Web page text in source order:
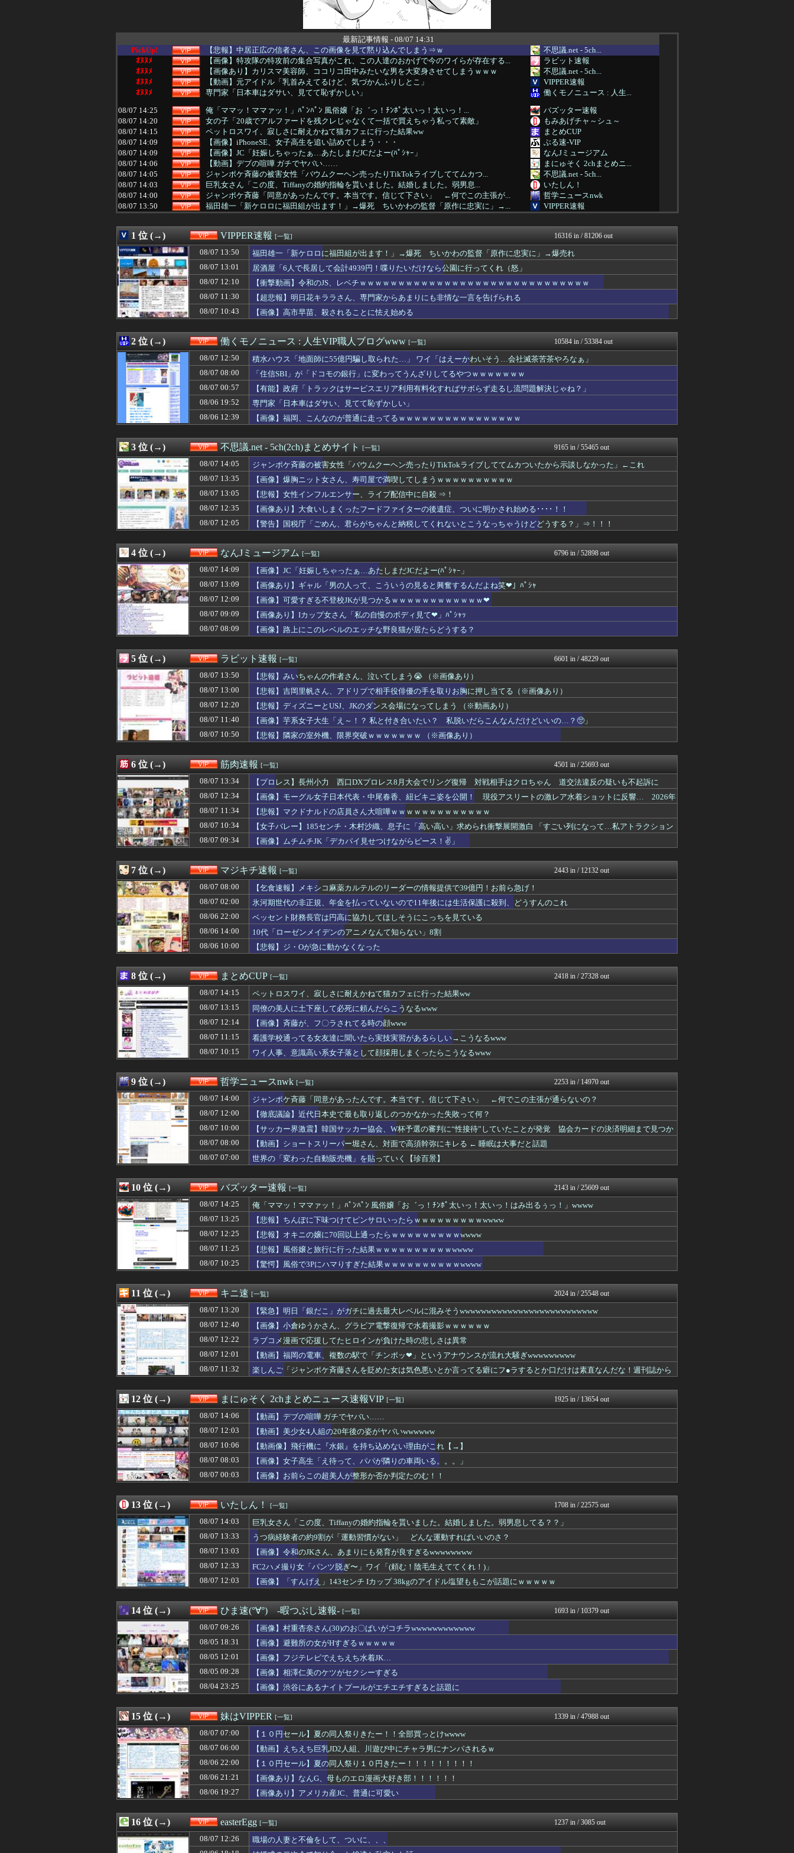
最新記事情報 - 08/07 14:31
PickUp!
【悲報】中居正広の信者さん、この画像を見て黙り込んでしまう⇒ｗ
不思議.net - 5ch...
ｵﾇﾇﾒ
【画像】特攻隊の特攻前の集合写真がこれ、この人達のおかげで今のワイらが存在する...
ラビット速報
ｵﾇﾇﾒ
【画像あり】カリスマ美容師、ココリコ田中みたいな男を大変身させてしまうｗｗｗ
不思議.net - 5ch...
ｵﾇﾇﾒ
【動画】元アイドル「乳首みえてるけど、気づかんふりしとこ」
VIPPER速報
ｵﾇﾇﾒ
専門家「日本車はダサい、見てて恥ずかしい」
働くモノニュース : 人生...
08/07 14:25
俺「ママッ！ママァッ！」ﾊﾟﾝﾊﾟﾝ 風俗嬢「お゛っ！ﾁﾝﾎﾟ太いっ！太いっ！...
バズッター速報
08/07 14:20
女の子「20歳でアルファードを残クレじゃなくて一括で買えちゃう私って素敵」
もみあげチャ～シュ～
08/07 14:15
ペットロスワイ、寂しさに耐えかねて猫カフェに行った結果ww
まとめCUP
08/07 14:09
【画像】iPhoneSE、女子高生を追い詰めてしまう・・・
ぶる速-VIP
08/07 14:09
【画像】JC「妊娠しちゃったぁ…あたしまだJCだよー(ﾊﾟｼｬｰ」
なんJミュージアム
08/07 14:06
【動画】デブの喧嘩 ガチでヤバい……
まにゅそく 2chまとめニ...
08/07 14:05
ジャンポケ斉藤の被害女性「バウムクーヘン売ったりTikTokライブしててムカつ...
不思議.net - 5ch...
08/07 14:03
巨乳女さん「この度、Tiffanyの婚約指輪を貰いました。結婚しました。弱男息...
いたしん！
08/07 14:00
ジャンポケ斉藤「同意があったんです。本当です。信じて下さい」 ←何でこの主張が...
哲学ニュースnwk
08/07 13:50
福田雄一「新ケロロに福田組が出ます！」→爆死 ちいかわの監督「原作に忠実に」→...
VIPPER速報
08/07 13:41
【朗報】山田涼介(31)のベッドシーン、エロすぎるwwwwwww
BIPブログ
08/07 13:39
ぐらんぶる原作最新話、ヤバすぎる
ゴールデンタイムズ
08/07 13:35
【画像】爆胸ニット女さん、寿司屋で満喫してしまうｗｗｗｗｗｗｗｗｗｗ
不思議.net - 5ch...
08/07 13:34
【プロレス】長州小力 西口DXプロレス8月大会でリング復帰 対戦相手はクロちゃ...
筋肉速報
08/07 13:33
【ｼｺ画像】エ口い陽キャ女さん、自らのムホホなお乳を見せびらかしてしまうｗｗｗ...
08/07 13:33
うつ病経験者の約9割が「運動習慣がない」 どんな運動すればいいのさ？
いたしん！
08/07 13:31
【悲報】キンコン西野亮廣、熊本支援炊き出し「カレー」で炎上するｗｗｗ
おうまがタイムズ
08/07 13:27
ニコニコ出身者が豪華すぎると話題に なんでyoutubeに負けたのか・・・
ぶる速-VIP
08/07 13:25
【悲報】ちんぽに下味つけてピンサロいったらｗｗｗｗｗｗｗｗｗwwww
08/07 13:16
パワプロクンポケット×#スポニチ コラボグッズ発売決定！
ゴールデンタイムズ
08/07 13:15
同僚の美人に土下座して必死に頼んだらこうなるwww
まとめCUP
08/07 13:11
【画像】磯山さやかのガチで柔らかそうなお乳wwwwwww
BIPブログ
08/07 13:09
三児のパパ『父さんな、動画編集で食っていこうと思うんだ』→結果
ぶる速-VIP
08/07 13:09
【画像あり】ギャル「男の人って、こういうの見ると興奮するんだよね笑❤」ﾊﾟｼｬ
08/07 13:09
【大阪】建設会社の従業員(79)、同僚(52)の言葉遣いが悪いという理由でクビ...
コノユビニュース｜みんなの...
08/07 13:05
【悲報】女性インフルエンサー、ライブ配信中に自殺 ⇒！
不思議.net - 5ch...
08/07 13:03
【画像】令和のJKさん、あまりにも発育が良すぎるwwwwwwww
いたしん！
08/07 13:03
【悲報】マチアプで会う約束してた相手にこの返信送ったらブロックされたんやが
08/07 13:00
【悲報】吉岡里帆さん、アドリブで相手役俳優の手を取りお胸に押し当てる（※画像あ...
ラビット速報
08/07 12:50
積水ハウス「地面師に55億円騙し取られた…」 ワイ「はえーかわいそう…会社滅茶...
働くモノニュース : 人生...
08/07 12:41
【画像】日本のOL、やはりシコすぎることが判明wwww
BIPブログ
08/07 12:40
【画像】小倉ゆうかさん、グラビア電撃復帰で水着撮影ｗｗｗｗｗｗ
キニ速
08/07 12:35
【画像あり】大食いしまくったフードファイターの後遺症、ついに明かされ始める･･...
08/07 12:34
【画像】モーグル女子日本代表・中尾春香、紐ビキニ姿を公開！ 現役アスリートの激...
08/07 12:33
FC2ハメ撮り女「パンツ脱ぎ〜」ワイ「(頼む！陰毛生えててくれ！)」
いたしん！
08/07 12:33
【ｼｺ画像】ドスケベJKさん、何故か自らのパンツを見せつけてしまうｗｗｗｗｗｗ...
えっ!?またここのサイト?
08/07 12:30
【速報】れいわ新選組、新たな党名は「いのちの党」 略称は「いのち」
【2ch】ニュー速クオリテ...
08/07 12:25
【悲報】オキニの嬢に70回以上通ったらｗｗｗｗｗｗｗｗｗwwww
バズッター速報
08/07 12:22
ラブコメ漫画で応援してたヒロインが負けた時の悲しさは異常
キニ速
08/07 12:20
【悲報】ディズニーとUSJ、JKのダンス会場になってしまう （※動画あり）
08/07 12:18
【衝撃】隣家の室外機、限界突破してきた結果ｗｗｗｗｗ(※画像あり)
NEWSぽけまとめーる
08/07 12:14
【画像】斉藤が、フ〇ラされてる時の顔www
08/07 12:12
エンジニアと絵師界隈のAIへの価値観の違いはなぜ生まれるのか
08/07 12:12
カップラーメンの替え玉ってないの？
08/07 12:11
【画像】JK3人組、強風に煽られ「生尻」が丸出しに・・・
BIPブログ
08/07 12:10
【衝撃動画】令和のJS、レベチｗｗｗｗｗｗｗｗｗｗｗｗｗｗｗｗｗｗｗｗｗｗｗｗ...
08/07 12:09
【画像】可愛すぎる不登校JKが見つかるｗｗｗｗｗｗｗｗｗｗｗｗ❤
なんJミュージアム
08/07 12:09
【愛知県警】スマートフォン約9億円分を窃盗か ベトナム国籍の男を逮捕
コノユビニュース｜みんなの...
08/07 12:05
【警告】国税庁「ごめん、君らがちゃんと納税してくれないとこうなっちゃうけどどう...
08/07 12:03
【動画】美少女4人組の20年後の姿がヤバいwwwwww
まにゅそく 2chまとめニ...
08/07 12:03
【画像】「すんげえ」143センチ Iカップ 38kgのアイドル塩望ももこが話題...
いたしん！
08/07 12:03
【朗報】檜山沙耶に代わる新しい弱者男性の姫が発見される///
08/07 12:01
【動画】福岡の電車、複数の駅で「チンポッ❤」というアナウンスが流れ大騒ぎwww...
キニ速
08/07 12:01
【朗報】Amazon、汗が飛び散る灼熱の「マンガ毎週末セール（50%還元）」を...
ヒロイモノ中毒
08/07 12:00
【徹底議論】近代日本史で最も取り返しのつかなかった失敗って何？
08/07 12:00
【画像】台風15号「チャンホン」発生 トリプル台風に…
08/07 11:57
結婚式の作法、注意点など
ガールズVIPまとめ
08/07 11:56
れいわ信者「“れいわ信者”や“れいわ知能”といった表現は差別的。放送禁止用語に...
ガールズVIPまとめ
08/07 11:47
もう横浜拘置所には行きたくない
ガールズVIPまとめ
08/07 11:42
QRコード決済やタブレットなどを使いこなせない人も居るという話・・・
スコールちゃんねる｜２ちゃ...
08/07 11:41
【画像】美人ママ、息子との入浴中の画像が流出した結果・・・
08/07 11:40
【画像】芋系女子大生「え～！？ 私と付き合いたい？ 私脱いだらこんなんだけどい...
ラビット速報
08/07 11:39
【悲報】 名探偵プリキュアさん、前作から売上を10億円も落としてしまう
ゴールデンタイムズ
08/07 11:39
宗教と推し活は同じだと言われた。
08/07 11:34
【悲報】マクドナルドの店員さん大喧嘩ｗｗｗｗｗｗｗｗｗｗｗｗｗ
筋肉速報
08/07 11:33
【画像】小池里奈のYouTubeがあたシコ過ぎるｗ
08/07 11:32
楽しんご「ジャンポケ斉藤さんを貶めた女は気色悪いとか言ってる癖にフ●ラするとか...
08/07 11:31
【悲報】節約で毎日カップラーメンや袋ラーメン食べてたワイ『ある事実』に気付くｗ...
おうまがタイムズ
08/07 11:30
【超悲報】明日花キララさん、専門家からあまりにも非情な一言を告げられる
VIPPER速報
08/07 11:26
ジブリ映画あるある
08/07 11:25
【悲報】風俗嬢と旅行に行った結果ｗｗｗｗｗｗｗｗｗｗwwww
08/07 11:19
【悲報】今の小学生のなりたい職業ランキング、ガチで終わる
ぶる速-VIP
08/07 11:18
【朗報】山本由伸さん、8回3失点wwwwwwwwwwwwwwwwwwww
08/07 11:15
看護学校通ってる女友達に聞いたら実技実習があるらしい→こうなるwww
まとめCUP
08/07 11:13
【ｼｺ動画】女さん、お○ぱいがデカ過ぎて下着がパツパツになってしまうｗｗｗｗｗ...
08/07 11:12
Amazon、汗が飛び散る灼熱の「マンガ毎週末セール（50%還元）」を開催！
08/07 11:11
【画像】人気ソシャゲの新キャラ、おっぱいの揺れがエグすぎてまうwwwwwwww...
08/07 11:09
羽田空港「どんどんターミナルを広くして徒歩で行けるようにします」→搭乗口まで1...
コノユビニュース｜みんなの...
08/07 11:09
【動画】エ♡チな格好の女の子、カードが拾えなくて詰むｗｗｗｗｗｗｗ
08/07 11:05
【画像】生活保護女「これが私の今月の家計簿です。これのどこが“いい思い”してる...
08/07 11:04
「慶応顔」「早稲田顔」というのは本当にあるのでしょうか？
ガールズVIPまとめ
08/07 11:03
【画像】NHK北海道さん、とんでもないマシュマロ女子をキャスターに起用ｗ
Zチャンネル＠VIP
08/07 11:00
韓国サッカー協会、Ｗ杯アジア予選で外国人審判員に性的接待か…韓国放送局が独占報...
あらまめ2ch
08/07 11:00
QRコード決済やタブレットなどを使いこなせない人も居るという話・・・
【2ch】ニュー速クオリテ...
08/07 10:57
閉店・撤退したけど復活してほしい店
ガールズVIPまとめ
08/07 10:55
【動画】昔のドラマのレ●プシーン、リアルすぎて今見ると完全にアウト
08/07 10:50
【悲報】隣家の室外機、限界突破ｗｗｗｗｗｗｗ （※画像あり）
ラビット速報
【画像】高市早苗、殺されることに怯え始める
VIPPER速報
08/07 10:42
長瀬智也さん、バイク画像を投稿するも見た目が汚らしいとネットの女性たちから批判...
キニ速
08/07 10:41
【画像】カンニング竹山、目の前で嫁を寝取られてて草wwwww
BIPブログ
08/07 10:39
【悲報】町のお弁当屋さん「申し訳ないが消費税1%になったらその分商品代を値上げ...
ゴールデンタイムズ
08/07 10:35
【画像】見せブラ、流行る！！！！！⇒ｗｗ
不思議.net - 5ch...
08/07 10:34
【女子バレー】185センチ・木村沙織、息子に「高い高い」求められ衝撃展開激白 ...
筋肉速報
08/07 10:33
SHEINのブラのレビューで画像有りのフィルタ使うと素人のおっぱい見放題ｗｗｗ...
いたしん！
08/07 10:30
【悲報】保護者「修学旅行は無料化するべき。体験格差を放置するのか」←これ
08/07 10:25
【驚愕】風俗で3Pにハマりすぎた結果ｗｗｗｗｗｗｗｗｗｗwwww
バズッター速報
08/07 10:18
【衝撃】保護者「修学旅行は無料化するべき。体験格差を放置するのか」←これｗｗｗ...
08/07 10:15
ワイ人事、意識高い系女子落として顔採用しまくったらこうなるwww
08/07 10:12
【画像】 ラーメン屋でにんにくを注文した人、真っ青なにんにくを出される
ゴールデンタイムズ
08/07 10:11
【画像】現役アイドル、腋スジが大変なことになってるwwww
BIPブログ
08/07 10:09
【悲報】韓国サッカー協会、ワールドカップ予選などで外国人審判への性的接待疑惑が...
コノユビニュース｜みんなの...
08/07 10:09
女性さん、子育てしない父親にブチギレ！声の限り叫ぶ！！→ｗｗｗｗ
うしみつ-5chまとめ-
08/07 10:09
【画像】この女子の中から「真ん中の日焼け」を選ぶやつはロリwwwwww
ぶる速-VIP
08/07 10:06
【動画像】飛行機に『水銀』を持ち込めない理由がこれ【→】
08/07 10:00
【サッカー界激震】韓国サッカー協会、W杯予選の審判に“性接待”していたことが発...
哲学ニュースnwk
08/07 10:00
シャウエッセン公式、こういうのでいいんだよ丼を作る
08/07 10:00
【悲報】ナフサ専門家、高市を揶揄したAI画像を堂々と載せる （※画像あり）
ラビット速報
08/07 10:00
【画像】ジェフ・ベゾスさん（資産約43兆7700億円）の嫁がコチラｗｗｗｗｗ
キニ速
08/07 10:00
【謎】女「43億円注文して………キャンセルっと！」←こいつの目的
VIPPER速報
08/07 09:39
【画像】 ボディービルダーの横川尚隆さん、最新の姿がヤバすぎる
ゴールデンタイムズ
08/07 09:39
【悲報】バイト先の先輩おばさん（32）と深い関係になってしまった結果⇒ｗ
うしみつ-5chまとめ-
08/07 09:34
【画像】ムチムチJK「デカパイ見せつけながらピース！✌」
08/07 09:33
ワイ「セ○クスしよｗｗｗｗ」女友達｢ヤってもいいけど……」→勃起チ○ポを擦りつ...
08/07 09:31
「高市総理には愛想尽かした」コメ余りに農家が悲鳴 売値は生産原価の半分以下に…
おうまがタイムズ
08/07 09:30
居酒屋「6人で長居して会計4939円！喋りたいだけなら公園に行ってくれ（怒」
あらまめ2ch
08/07 09:26
【画像】村重杏奈さん(30)のお〇ぱいがコチラwwwwwwwwwwww
08/07 09:25
【驚愕】女友達に専属でｸﾝﾆさせてもらってるｗｗｗｗｗｗｗｗｗｗwwww
08/07 09:20
可愛すぎるおむすび屋さん（28）、新店舗に4000万円クラファンした成功した結...
キニ速
08/07 09:15
【悲報】肉便器扱いしてた女、母親の友達の娘だったww
まとめCUP
08/07 09:10
ニコニコ出身者が豪華すぎると話題に なんでyoutubeに負けたのか・・・
スコールちゃんねる｜２ちゃ...
08/07 09:10
【画像あり】わざわざ大学を卒業したのに新卒でタクシー運転手になる女性ってどう思...
ラビット速報
08/07 09:09
【画像あり】Iカップ女さん「私の自慢のボディ見て❤」ﾊﾟｼｬｯ
08/07 09:09
陸上100m全国大会1位の中学生、サッカー部でゴールキーパーｗｗｗ
コノユビニュース｜みんなの...
08/07 09:00
【放送事故】昔のドラマのレ◯プシーン、今見るとアウトすぎる・・・
VIPPER速報
08/07 09:00
ソードコンピューター、新型マイコン「c100」を発売ｷﾀ━━━━(ﾟ∀ﾟ)━━...
08/07 08:42
石破「日本の財政は世界最悪」
スコールちゃんねる｜２ちゃ...
08/07 08:39
【画像あり】モデルを目指す女子高生、６人の中で明らかにデカい人を発見ｗｗｗｗ
うしみつ-5chまとめ-
08/07 08:38
【悲報】有吉弘行さん、また匂わせポストｗｗｗｗｗｗｗｗｗｗｗｗｗｗｗｗｗ
VIPPER速報
08/07 08:34
【悲報】新日本プロレスのエース天山広吉がやせたかなしい姿になる
筋肉速報
08/07 08:33
【ｼｺ画像】挿入寸前の真面目女さん、お◯ぱいがエ口過ぎるｗｗｗｗｗｗｗｗｗｗｗ
えっ!?またここのサイト?
08/07 08:25
【驚愕】実姉と生でしてるときに「今日は大丈夫な日だから……ね？」とか言われww...
08/07 08:20
【画像】イオンモール熊本、花と色紙と生茶が供えられる・・・
08/07 08:18
【悲報】大卒公務員40歳年収700万ワイ、咽び泣く・・・・
NEWSぽけまとめーる
08/07 08:15
大学のボッチ女に話かけたらこうなるwww
まとめCUP
08/07 08:10
【悲報】Googleのエンジニア「AIで仕事がつまらなくなった」
08/07 08:09
「週刊少年ジャンプ」、初の100万部割れ 全盛期の1994年には653万部
08/07 08:09
【画像】日テレ女子アナさん、とんでもないグラビアを披露した結果・・・
ぶる速-VIP
08/07 08:09
【画像】JKのスカートの下に履いてる謎の黒いやつ⇒ｗｗ うしみつ-5chまとめ-
1 位 (→) VIPPER速報 [一覧] 16316 in / 81206 out
08/07 13:50
福田雄一「新ケロロに福田組が出ます！」→爆死 ちいかわの監督「原作に忠実に」→爆売れ
08/07 13:01
居酒屋「6人で長居して会計4939円！喋りたいだけなら公園に行ってくれ（怒」
08/07 12:10
【衝撃動画】令和のJS、レベチｗｗｗｗｗｗｗｗｗｗｗｗｗｗｗｗｗｗｗｗｗｗｗｗｗｗｗｗｗｗ
08/07 11:30
【超悲報】明日花キララさん、専門家からあまりにも非情な一言を告げられる
08/07 10:43
【画像】高市早苗、殺されることに怯え始める
2 位 (→) 働くモノニュース : 人生VIP職人ブログwww [一覧] 10584 in / 53384 out
08/07 12:50
積水ハウス「地面師に55億円騙し取られた…」 ワイ「はえーかわいそう…会社滅茶苦茶やろなぁ」
08/07 08:00
「住信SBI」が「ドコモの銀行」に変わってうんざりしてるやつｗｗｗｗｗｗｗ
08/07 00:57
【有能】政府「トラックはサービスエリア利用有料化すればサボらず走るし流問題解決じゃね？」
08/06 19:52
専門家「日本車はダサい、見てて恥ずかしい」
08/06 12:39
【画像】福岡、こんなのが普通に走ってるｗｗｗｗｗｗｗｗｗｗｗｗｗｗｗｗ
3 位 (→) 不思議.net - 5ch(2ch)まとめサイト [一覧] 9165 in / 55465 out
08/07 14:05
ジャンポケ斉藤の被害女性「バウムクーヘン売ったりTikTokライブしててムカついたから示談しなかった」←これ
08/07 13:35
【画像】爆胸ニット女さん、寿司屋で満喫してしまうｗｗｗｗｗｗｗｗｗｗ
08/07 13:05
【悲報】女性インフルエンサー、ライブ配信中に自殺 ⇒！
08/07 12:35
【画像あり】大食いしまくったフードファイターの後遺症、ついに明かされ始める････！！
08/07 12:05
【警告】国税庁「ごめん、君らがちゃんと納税してくれないとこうなっちゃうけどどうする？」⇒！！！
4 位 (→) なんJミュージアム [一覧] 6796 in / 52898 out
08/07 14:09
【画像】JC「妊娠しちゃったぁ…あたしまだJCだよー(ﾊﾟｼｬｰ」
08/07 13:09
【画像あり】ギャル「男の人って、こういうの見ると興奮するんだよね笑❤」ﾊﾟｼｬ
08/07 12:09
【画像】可愛すぎる不登校JKが見つかるｗｗｗｗｗｗｗｗｗｗｗｗ❤
08/07 09:09
【画像あり】Iカップ女さん「私の自慢のボディ見て❤」ﾊﾟｼｬｯ
08/07 08:09
【画像】路上にこのレベルのエッチな野良猫が居たらどうする？
5 位 (→) ラビット速報 [一覧] 6601 in / 48229 out
08/07 13:50
【悲報】みいちゃんの作者さん、泣いてしまう😭 （※画像あり）
08/07 13:00
【悲報】吉岡里帆さん、アドリブで相手役俳優の手を取りお胸に押し当てる（※画像あり）
08/07 12:20
【悲報】ディズニーとUSJ、JKのダンス会場になってしまう （※動画あり）
08/07 11:40
【画像】芋系女子大生「え～！？ 私と付き合いたい？ 私脱いだらこんなんだけどいいの…？🥺」
08/07 10:50
【悲報】隣家の室外機、限界突破ｗｗｗｗｗｗｗ （※画像あり）
6 位 (→) 筋肉速報 [一覧] 4501 in / 25693 out
08/07 13:34
【プロレス】長州小力 西口DXプロレス8月大会でリング復帰 対戦相手はクロちゃん 道交法違反の疑いも不起訴に
08/07 12:34
【画像】モーグル女子日本代表・中尾春香、紐ビキニ姿を公開！ 現役アスリートの激レア水着ショットに反響… 2026年
ミラノ五輪出場
08/07 11:34
【悲報】マクドナルドの店員さん大喧嘩ｗｗｗｗｗｗｗｗｗｗｗｗｗ
08/07 10:34
【女子バレー】185センチ・木村沙織、息子に「高い高い」求められ衝撃展開激白 「すごい列になって…私アトラクション
じゃないよみたいな」
08/07 09:34 【画像】ムチムチJK「デカパイ見せつけながらピース！✌」
7 位 (→) マジキチ速報 [一覧] 2443 in / 12132 out
08/07 08:00
【乞食速報】メキシコ麻薬カルテルのリーダーの情報提供で39億円！お前ら急げ！
08/07 02:00
氷河期世代の非正規、年金を払っていないので11年後には生活保護に殺到、どうすんのこれ
08/06 22:00
ベッセント財務長官は円高に協力してほしそうにこっちを見ている
08/06 14:00
10代「ローゼンメイデンのアニメなんて知らない」8割
08/06 10:00
【悲報】ジ・Oが急に動かなくなった
8 位 (→) まとめCUP [一覧] 2418 in / 27328 out
08/07 14:15
ペットロスワイ、寂しさに耐えかねて猫カフェに行った結果ww
08/07 13:15
同僚の美人に土下座して必死に頼んだらこうなるwww
08/07 12:14
【画像】斉藤が、フ〇ラされてる時の顔www
08/07 11:15
看護学校通ってる女友達に聞いたら実技実習があるらしい→こうなるwww
08/07 10:15
ワイ人事、意識高い系女子落として顔採用しまくったらこうなるwww
9 位 (→) 哲学ニュースnwk [一覧] 2253 in / 14970 out
08/07 14:00
ジャンポケ斉藤「同意があったんです。本当です。信じて下さい」 ←何でこの主張が通らないの？
08/07 12:00
【徹底議論】近代日本史で最も取り返しのつかなかった失敗って何？
08/07 10:00
【サッカー界激震】韓国サッカー協会、W杯予選の審判に“性接待”していたことが発覚 協会カードの決済明細まで見つか
る
08/07 08:00
【動画】ショートスリーパー堀さん、対面で高須幹弥にキレる ← 睡眠は大事だと話題
08/07 07:00
世界の「変わった自動販売機」を貼っていく【珍百景】
10 位 (→) バズッター速報 [一覧] 2143 in / 25609 out
08/07 14:25
俺「ママッ！ママァッ！」ﾊﾟﾝﾊﾟﾝ 風俗嬢「お゛っ！ﾁﾝﾎﾟ太いっ！太いっ！はみ出るぅっ！」wwww
08/07 13:25
【悲報】ちんぽに下味つけてピンサロいったらｗｗｗｗｗｗｗｗｗwwww
08/07 12:25
【悲報】オキニの嬢に70回以上通ったらｗｗｗｗｗｗｗｗｗwwww
08/07 11:25
【悲報】風俗嬢と旅行に行った結果ｗｗｗｗｗｗｗｗｗｗwwww
08/07 10:25
【驚愕】風俗で3Pにハマりすぎた結果ｗｗｗｗｗｗｗｗｗｗwwww
11 位 (→) キニ速 [一覧] 2024 in / 25548 out
08/07 13:20
【緊急】明日「銀だこ」がガチに過去最大レベルに混みそうwwwwwwwwwwwwwwwwwwwwwwwwww
08/07 12:40
【画像】小倉ゆうかさん、グラビア電撃復帰で水着撮影ｗｗｗｗｗｗ
08/07 12:22
ラブコメ漫画で応援してたヒロインが負けた時の悲しさは異常
08/07 12:01
【動画】福岡の電車、複数の駅で「チンポッ❤」というアナウンスが流れ大騒ぎwwwwwwwww
08/07 11:32
楽しんご「ジャンポケ斉藤さんを貶めた女は気色悪いとか言ってる癖にフ●ラするとか口だけは素直なんだな！週刊誌から
12 位 (→) まにゅそく 2chまとめニュース速報VIP [一覧] 1925 in / 13654 out
08/07 14:06
【動画】デブの喧嘩 ガチでヤバい……
08/07 12:03
【動画】美少女4人組の20年後の姿がヤバいwwwwww
08/07 10:06
【動画像】飛行機に『水銀』を持ち込めない理由がこれ【→】
08/07 08:03
【画像】女子高生「え待って、パパが隣りの車両いる。。。」
08/07 00:03
【画像】お前らこの超美人が整形か否か判定たのむ！！
13 位 (→) いたしん！ [一覧] 1708 in / 22575 out
08/07 14:03
巨乳女さん「この度、Tiffanyの婚約指輪を貰いました。結婚しました。弱男息してる？？」
08/07 13:33
うつ病経験者の約9割が「運動習慣がない」 どんな運動すればいいのさ？
08/07 13:03
【画像】令和のJKさん、あまりにも発育が良すぎるwwwwwwww
08/07 12:33
FC2ハメ撮り女「パンツ脱ぎ〜」ワイ「(頼む！陰毛生えててくれ！)」
08/07 12:03
【画像】「すんげえ」143センチ Iカップ 38kgのアイドル塩望ももこが話題にｗｗｗｗｗ
14 位 (→) ひま速(°∀°) -暇つぶし速報- [一覧] 1693 in / 10379 out
08/07 09:26
【画像】村重杏奈さん(30)のお〇ぱいがコチラwwwwwwwwwwww
08/05 18:31
【画像】避難所の女がHすぎるｗｗｗｗｗ
08/05 12:01
【画像】フジテレビでえちえち水着JK…
08/05 09:28
【画像】相澤仁美のケツがセクシーすぎる
08/04 23:25
【画像】渋谷にあるナイトプールがエチエチすぎると話題に
15 位 (→) 妹はVIPPER [一覧] 1339 in / 47988 out
08/07 07:00
【１０円セール】夏の同人祭りきたー！！全部買っとけwwww
08/07 06:00
【動画】えちえち巨乳JD2人組、川遊び中にチャラ男にナンパされるｗ
08/06 22:00
【１０円セール】夏の同人祭り１０円きたー！！！！！！！！！
08/06 21:21
【画像あり】なんG、母ものエロ漫画大好き部！！！！！！
08/06 19:27
【画像あり】アメリカ産JC、普通に可愛い
16 位 (→) easterEgg [一覧] 1237 in / 3085 out
08/07 12:26
職場の人妻と不倫をして、ついに、、、